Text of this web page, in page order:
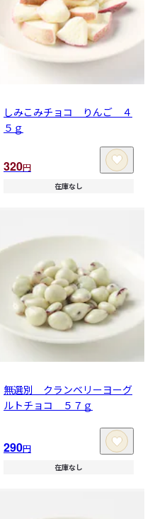
しみこみチョコ りんご ４
５ｇ
320円
在庫なし
無選別 クランベリーヨーグ
ルトチョコ ５７ｇ
290円
在庫なし